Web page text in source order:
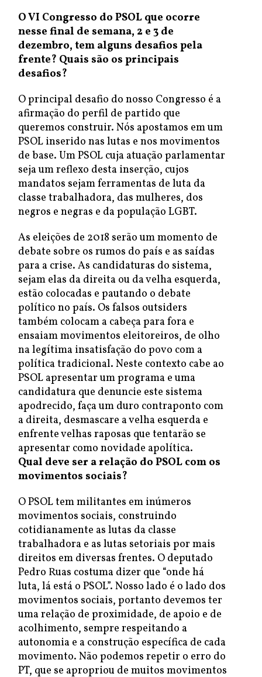
O VI Congresso do PSOL que ocorre
nesse final de semana, 2 e 3 de
dezembro, tem alguns desafios pela
frente? Quais são os principais
desafios?
O principal desafio do nosso Congresso é a
afirmação do perfil de partido que
queremos construir. Nós apostamos em um
PSOL inserido nas lutas e nos movimentos
de base. Um PSOL cuja atuação parlamentar
seja um reflexo desta inserção, cujos
mandatos sejam ferramentas de luta da
classe trabalhadora, das mulheres, dos
negros e negras e da população LGBT.
As eleições de 2018 serão um momento de
debate sobre os rumos do país e as saídas
para a crise. As candidaturas do sistema,
sejam elas da direita ou da velha esquerda,
estão colocadas e pautando o debate
político no país. Os falsos outsiders
também colocam a cabeça para fora e
ensaiam movimentos eleitoreiros, de olho
na legítima insatisfação do povo com a
política tradicional. Neste contexto cabe ao
PSOL apresentar um programa e uma
candidatura que denuncie este sistema
apodrecido, faça um duro contraponto com
a direita, desmascare a velha esquerda e
enfrente velhas raposas que tentarão se
apresentar como novidade apolítica.
Qual deve ser a relação do PSOL com os
movimentos sociais?
O PSOL tem militantes em inúmeros
movimentos sociais, construindo
cotidianamente as lutas da classe
trabalhadora e as lutas setoriais por mais
direitos em diversas frentes. O deputado
Pedro Ruas costuma dizer que “onde há
luta, lá está o PSOL”. Nosso lado é o lado dos
movimentos sociais, portanto devemos ter
uma relação de proximidade, de apoio e de
acolhimento, sempre respeitando a
autonomia e a construção específica de cada
movimento. Não podemos repetir o erro do
PT, que se apropriou de muitos movimentos